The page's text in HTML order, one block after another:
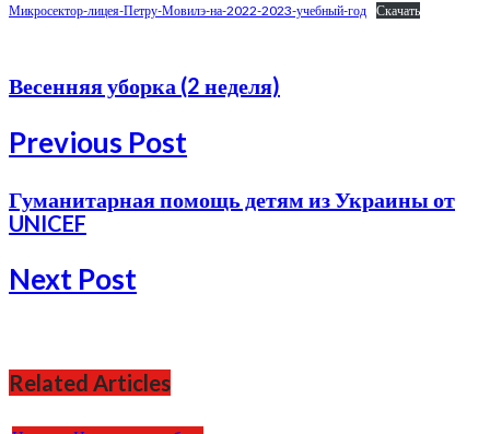
Микросектор-лицея-Петру-Мовилэ-на-2022-2023-учебный-год Скачать
Весенняя уборка (2 неделя)
Previous Post
Гуманитарная помощь детям из Украины от
UNICEF
Next Post
Related Articles